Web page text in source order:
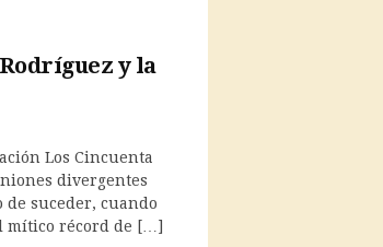
y la
Los Cincuenta
divergentes
suceder, cuando
mítico récord de […]